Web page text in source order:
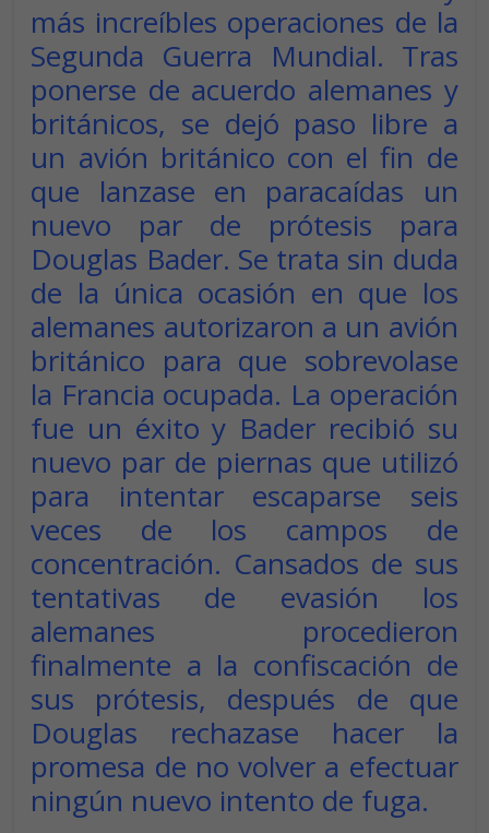
más increíbles operaciones de la
Segunda Guerra Mundial. Tras
ponerse de acuerdo alemanes y
británicos, se dejó paso libre a
un avión británico con el fin de
que lanzase en paracaídas un
nuevo par de prótesis para
Douglas Bader. Se trata sin duda
de la única ocasión en que los
alemanes autorizaron a un avión
británico para que sobrevolase
la Francia ocupada. La operación
fue un éxito y Bader recibió su
nuevo par de piernas que utilizó
para intentar escaparse seis
veces de los campos de
concentración. Cansados de sus
tentativas de evasión los
alemanes procedieron
finalmente a la confiscación de
sus prótesis, después de que
Douglas rechazase hacer la
promesa de no volver a efectuar
ningún nuevo intento de fuga.